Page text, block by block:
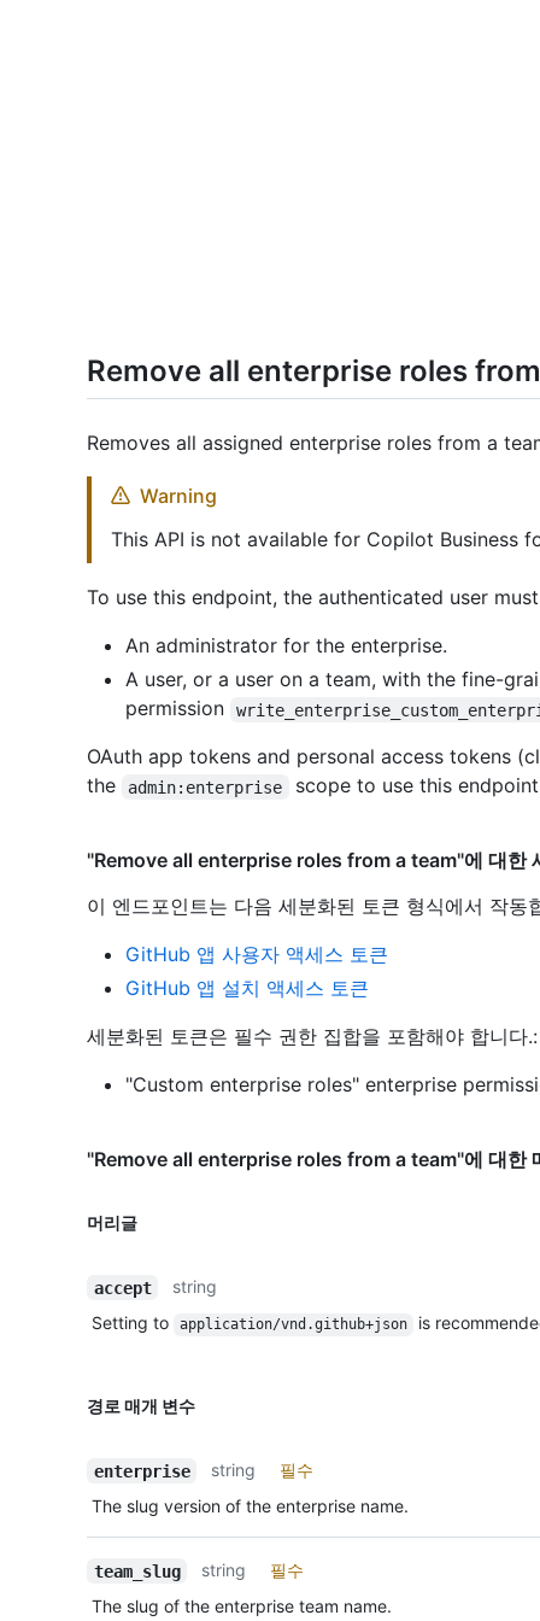
Remove all enterprise roles
Removes all assigned enterprise roles from a
Warning
This API is not available for Copilot Business
To use this endpoint, the authenticated user
An administrator for the enterprise.
A user, or a user on a team, with the fine-
permission
OAuth app tokens and personal access tokens
the
admin:enterprise scope to use this
"Remove all enterprise roles from a team"에 대한
이 엔드포인트는 다음 세분화된 토큰 형식에서 작동
GitHub 앱 사용자 액세스 토큰
GitHub 앱 설치 액세스 토큰
세분화된 토큰은 필수 권한 집합을 포함해야 합니다.:
"Custom enterprise roles" enterprise
"Remove all enterprise roles from a team"에 대한
머리글
accept
string
Setting to
application/vnd.github+json is
경로 매개 변수
enterprise string
필수
The slug version of the enterprise name.
team_slug string
필수
The slug of the enterprise team name.